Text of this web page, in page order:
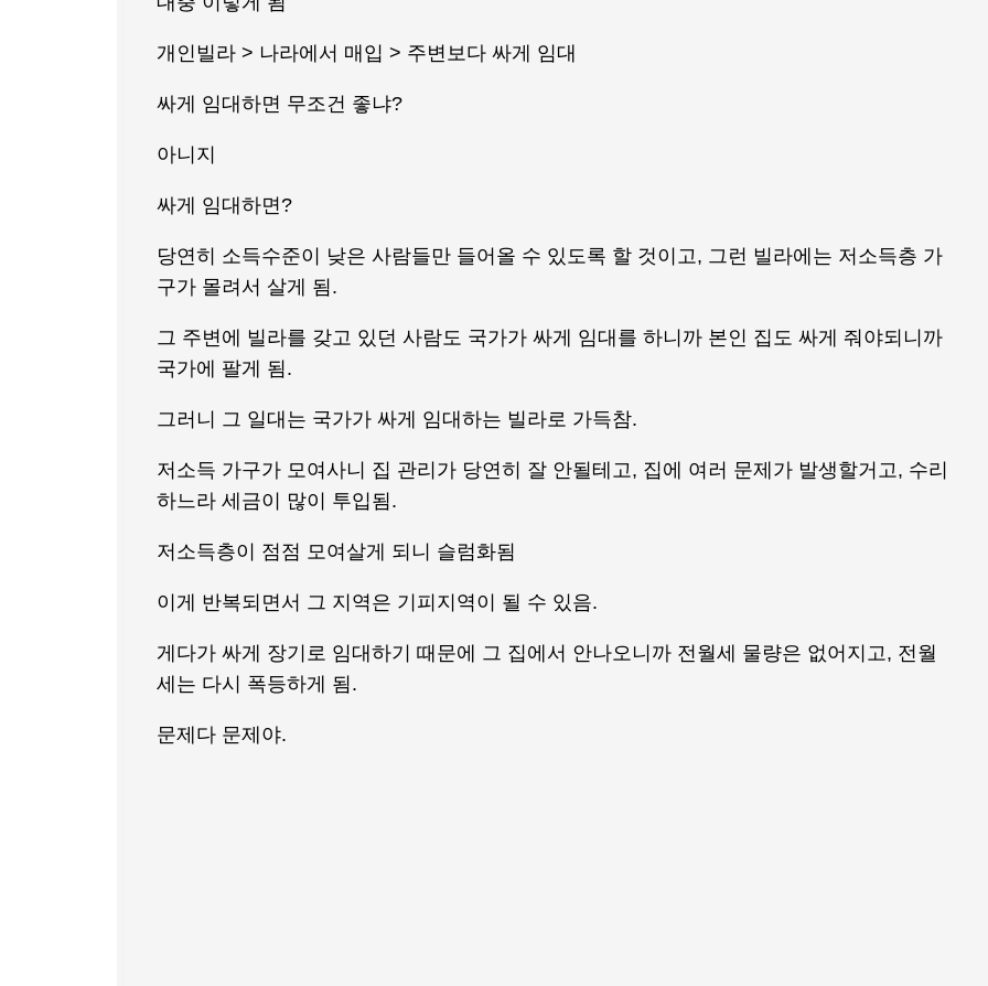
개인빌라 > 나라에서 매입 > 주변보다 싸게 임대
싸게 임대하면 무조건 좋냐?
아니지
싸게 임대하면?
당연히 소득수준이 낮은 사람들만 들어올 수 있도록 할 것이고, 그런 빌라에는 저소득층 가
구가 몰려서 살게 됨.
그 주변에 빌라를 갖고 있던 사람도 국가가 싸게 임대를 하니까 본인 집도 싸게 줘야되니까
국가에 팔게 됨.
그러니 그 일대는 국가가 싸게 임대하는 빌라로 가득참.
저소득 가구가 모여사니 집 관리가 당연히 잘 안될테고, 집에 여러 문제가 발생할거고, 수리
하느라 세금이 많이 투입됨.
저소득층이 점점 모여살게 되니 슬럼화됨
이게 반복되면서 그 지역은 기피지역이 될 수 있음.
게다가 싸게 장기로 임대하기 때문에 그 집에서 안나오니까 전월세 물량은 없어지고, 전월
세는 다시 폭등하게 됨.
문제다 문제야.